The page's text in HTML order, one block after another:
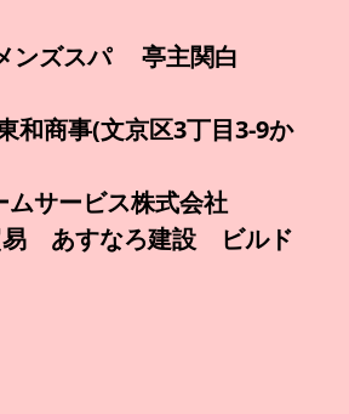
ンズスパ 亭主関白
商事(文京区3丁目3-9か
サービス株式会社
易 あすなろ建設 ビルド